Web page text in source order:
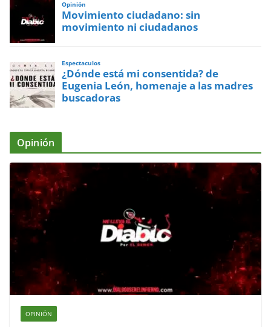
Opinión
Movimiento ciudadano: sin
movimiento ni ciudadanos
Espectaculos
¿Dónde está mi consentida? de
Eugenia León, homenaje a las madres
buscadoras
Opinión
OPINIÓN